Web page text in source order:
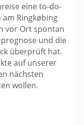
eine to-do-
Ringkøbing
vor Ort spontan
und die
überprüft hat.
auf unserer
nächsten
wollen.